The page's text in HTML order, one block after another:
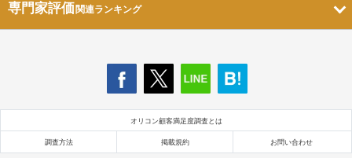
専門家評価関連ランキング
オリコン顧客満足度調査とは
調査方法 掲載規約 お問い合わせ